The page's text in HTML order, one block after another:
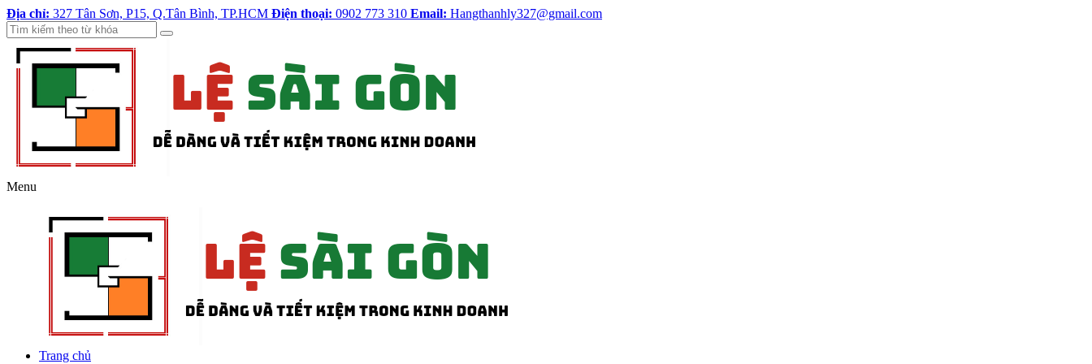
Địa chỉ: 327 Tân Sơn, P15, Q.Tân Bình, TP.HCM Điện thoại: 0902 773 310 Email: Hangthanhly327@gmail.com
Menu
Trang chủ